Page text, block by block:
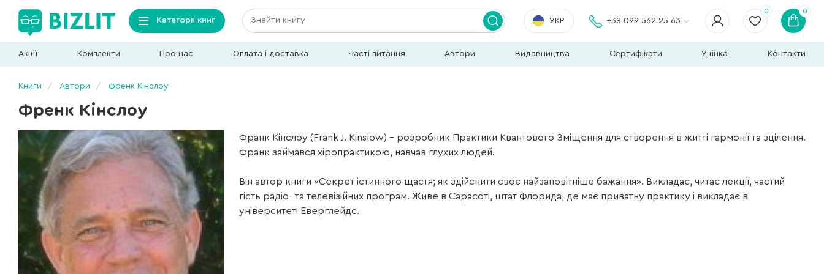
Категорії книг УКР +38 099 562 25 63
0 0
Акції Комплекти Про нас Оплата і доставка Часті питання Автори Видавництва Сертифікати Уцінка Контакти
Книги Автори Френк Кінслоу
Френк Кінслоу
Франк Кінслоу (Frank J. Kinslow) – розробник Практики Квантового Зміщення для створення в житті гармонії та зцілення.
Франк займався хіропрактикою, навчав глухих людей.
Він автор книги «Секрет істинного щастя; як здійснити своє найзаповітніше бажання». Викладає, читає лекції, частий
гість радіо- та телевізійних програм. Живе в Сарасоті, штат Флорида, де має приватну практику і викладає в
університеті Еверглейдс.